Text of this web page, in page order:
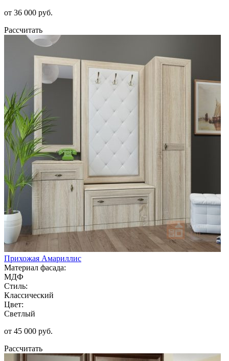
от 36 000 руб.
Рассчитать
Прихожая Амариллис
Материал фасада:
МДФ
Стиль:
Классический
Цвет:
Светлый
от 45 000 руб.
Рассчитать